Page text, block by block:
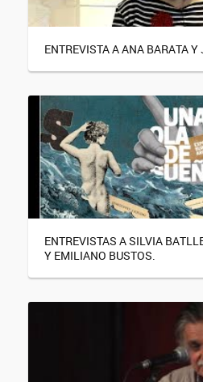
ENTREVISTA A ANA BARATA
ENTREVISTAS A SILVIA
Y EMILIANO BUSTOS.